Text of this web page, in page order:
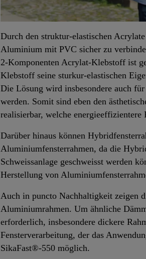
Durch den struktur-elastischen
Aluminium mit PVC sicher zu
2-Komponenten Acrylat-Klebstoff ist
Klebstoff seine sturkur-elastischen
Die Lösung wird insbesondere auch
werden. Somit sind eben den
realisierbar, welche energieeffizientere
Darüber hinaus können
Aluminiumfensterrahmen, da die
Schweissanlage geschweisst werden
Herstellung von
Auch in puncto Nachhaltigkeit zeigen
Aluminiumrahmen. Um ähnliche
erforderlich, insbesondere dickere
Fensterverarbeitung, der das
SikaFast®-550 möglich.